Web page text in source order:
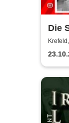
Die